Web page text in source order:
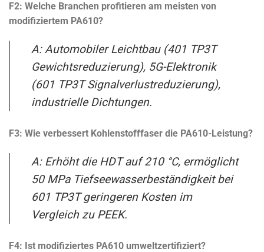
F2: Welche Branchen profitieren am meisten von
modifiziertem PA610?
A: Automobiler Leichtbau (401 TP3T
Gewichtsreduzierung), 5G-Elektronik
(601 TP3T Signalverlustreduzierung),
industrielle Dichtungen.
F3: Wie verbessert Kohlenstofffaser die PA610-Leistung?
A: Erhöht die HDT auf 210 °C, ermöglicht
50 MPa Tiefseewasserbeständigkeit bei
601 TP3T geringeren Kosten im
Vergleich zu PEEK.
F4: Ist modifiziertes PA610 umweltzertifiziert?